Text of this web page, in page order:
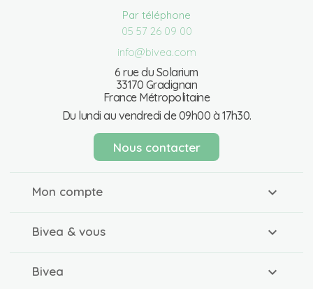
Par téléphone
05 57 26 09 00
info@bivea.com
6 rue du Solarium
33170 Gradignan
France Métropolitaine
Du lundi au vendredi de 09h00 à 17h30.
Nous contacter
Mon compte
Bivea & vous
Bivea